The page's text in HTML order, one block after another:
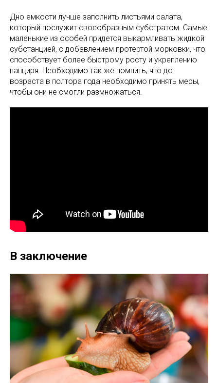
Дно емкости лучше заполнить листьями салата,
который послужит своеобразным субстратом. Самые
маленькие из особей придется выкармливать жидкой
субстанцией, с добавлением протертой морковки, что
способствует более быстрому росту и укреплению
панциря. Необходимо так же помнить, что до
возраста в полтора года необходимо принять меры,
чтобы они не смогли размножаться.
В заключение